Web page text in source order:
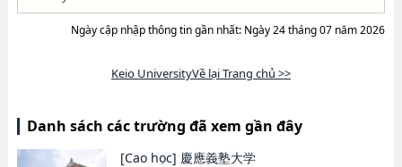
Ngày cập nhập thông tin gần nhất: Ngày 24 tháng 07 năm 2026
Keio UniversityVề lại Trang chủ >>
Danh sách các trường đã xem gần đây
[Cao học] 慶應義塾大学